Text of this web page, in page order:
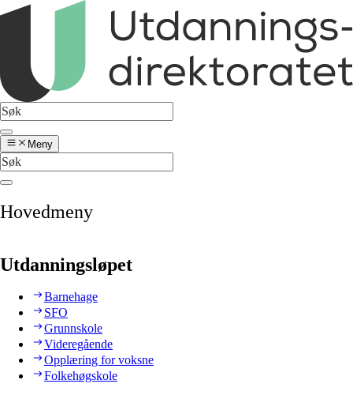
Meny
Hovedmeny
Utdanningsløpet
Barnehage
SFO
Grunnskole
Videregående
Opplæring for voksne
Folkehøgskole